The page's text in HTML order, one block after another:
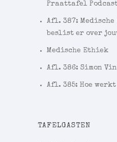
Praattafel
Afl. 387: Medische
beslist er over
Medische Ethiek
Afl. 386: Simon
Afl. 385: Hoe
TAFELGASTEN